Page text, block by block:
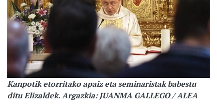
Kanpotik etorritako apaiz eta seminaristak babestu
ditu Elizaldek. Argazkia: JUANMA GALLEGO / ALEA